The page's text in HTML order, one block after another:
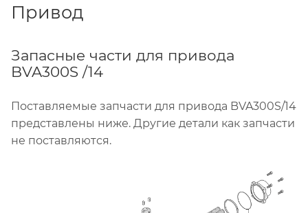
Привод
Запасные части для привода
BVA300S /14
Поставляемые запчасти для привода BVA300S/14
представлены ниже. Другие детали как запчасти
не поставляются.